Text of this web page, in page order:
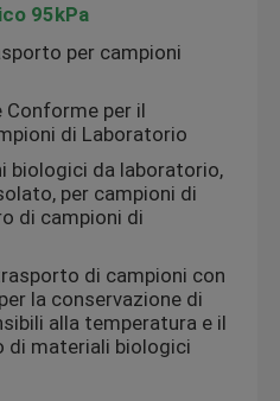
95kPa
per campioni
Conforme per il
di Laboratorio
biologici da laboratorio,
per campioni di
di campioni di
di campioni con
la conservazione di
alla temperatura e il
di materiali biologici